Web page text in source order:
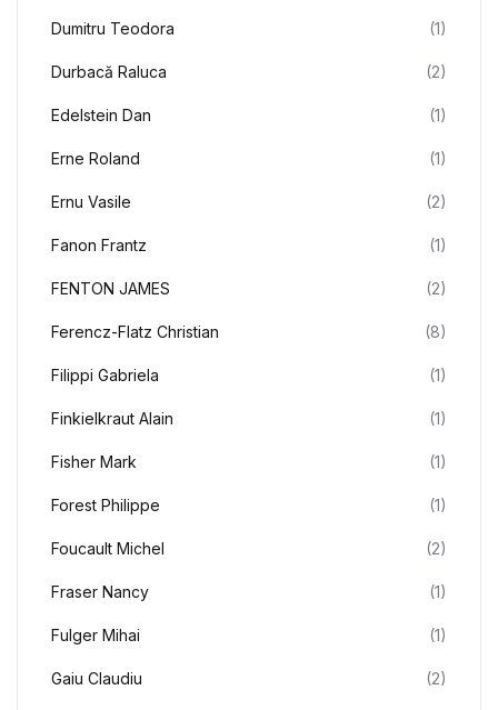
Dumitru Teodora (1)
Durbacă Raluca (2)
Edelstein Dan (1)
Erne Roland (1)
Ernu Vasile (2)
Fanon Frantz (1)
FENTON JAMES (2)
Ferencz-Flatz Christian (8)
Filippi Gabriela (1)
Finkielkraut Alain (1)
Fisher Mark (1)
Forest Philippe (1)
Foucault Michel (2)
Fraser Nancy (1)
Fulger Mihai (1)
Gaiu Claudiu (2)